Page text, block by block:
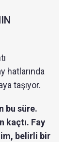
hatlarında
taşıyor.
bu süre.
kaçtı. Fay
belirli bir